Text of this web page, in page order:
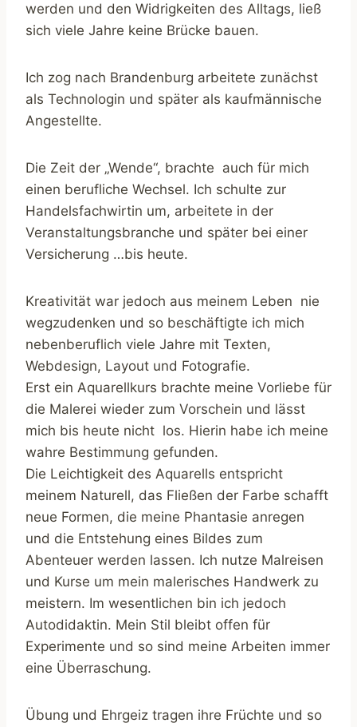
werden und den Widrigkeiten des Alltags, ließ
sich viele Jahre keine Brücke bauen.
Ich zog nach Brandenburg arbeitete zunächst
als Technologin und später als kaufmännische
Angestellte.
Die Zeit der „Wende“, brachte auch für mich
einen berufliche Wechsel. Ich schulte zur
Handelsfachwirtin um, arbeitete in der
Veranstaltungsbranche und später bei einer
Versicherung …bis heute.
Kreativität war jedoch aus meinem Leben nie
wegzudenken und so beschäftigte ich mich
nebenberuflich viele Jahre mit Texten,
Webdesign, Layout und Fotografie.
Erst ein Aquarellkurs brachte meine Vorliebe für
die Malerei wieder zum Vorschein und lässt
mich bis heute nicht los. Hierin habe ich meine
wahre Bestimmung gefunden.
Die Leichtigkeit des Aquarells entspricht
meinem Naturell, das Fließen der Farbe schafft
neue Formen, die meine Phantasie anregen
und die Entstehung eines Bildes zum
Abenteuer werden lassen. Ich nutze Malreisen
und Kurse um mein malerisches Handwerk zu
meistern. Im wesentlichen bin ich jedoch
Autodidaktin. Mein Stil bleibt offen für
Experimente und so sind meine Arbeiten immer
eine Überraschung.
Übung und Ehrgeiz tragen ihre Früchte und so